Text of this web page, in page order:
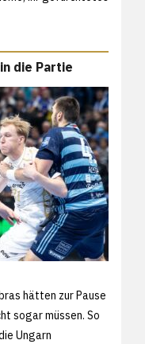
die Partie
hätten zur Pause
sogar müssen. So
Ungarn